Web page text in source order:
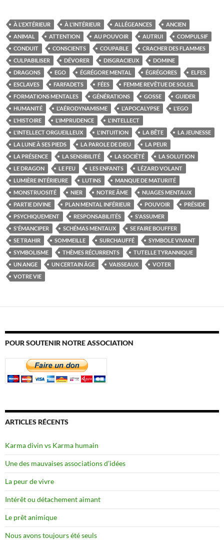
À L'EXTÉRIEUR À L'INTÉRIEUR ALLÉGEANCES
ANCIEN
ANIMAL
ATTENTION AU POUVOIR AUTRUI
COMPULSIF
CONDUIT
CONSCIENTS COUPABLE
CRACHER DES FLAMMES
CULPABILISER
DÉVORER DISGRACIEUX
DOMINE
DRAGONS
EGO ÉGRÉGORE MENTAL ÉGRÉGORES
ELFES
ESCLAVES
FARFADETS FÉES
FEMME REVÊTUE DE SOLEIL
FORMATIONS MENTALES
GÉNÉRATIONS GOSSE
GUIDER
HUMANITÉ
L'AÉRODYNAMISME L'APOCALYPSE
L'EGO
L'HISTOIRE
L'IMPRUDENCE
L'INTELLECT
L'INTELLECT ORGUEILLEUX
L'INTUITION LA BÊTE
LA JEUNESSE
LA LUNE À SES PIEDS
LA PAROLE DE DIEU
LA PEUR
LA PRÉSENCE
LA SENSIBILITÉ LA SOCIÉTÉ
LA SOLUTION
LE DRAGON
LE FEU LES ENFANTS
LÉZARD VOLANT
LUMIÈRE INTÉRIEURE
LUTINS
MANQUE DE MATURITÉ
MONSTRUOSITÉ
NIER NOTRE ÂME
NUAGES MENTAUX
PARTIE DIVINE
PLAN MENTAL INFÉRIEUR POUVOIR
PRÉSIDE
PSYCHIQUEMENT
RESPONSABILITÉS
S'ASSUMER
S'ÉMANCIPER
SCHÉMAS MENTAUX
SE FAIRE BOUFFER
SE TRAHIR
SOMMEILLE SURCHAUFFÉ
SYMBOLE VIVANT
SYMBOLISME
THÈMES RÉCURRENTS
TUTELLE TYRANNIQUE
UN ANGE
UN CERTAIN ÂGE VAISSEAUX
VOTER
VOTRE VIE
POUR SOUTENIR NOTRE ASSOCIATION
ARTICLES RÉCENTS
Karma divin vs Karma humain
Une des mauvaises associations d’idées
La peur de vivre
Intérêt ou détachement aimant
Le prêt animique
Nous avons toujours été seuls